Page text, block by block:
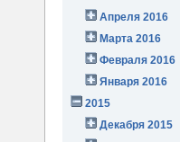
Апреля 2016
Марта 2016
Февраля 2016
Января 2016
2015
Декабря 2015